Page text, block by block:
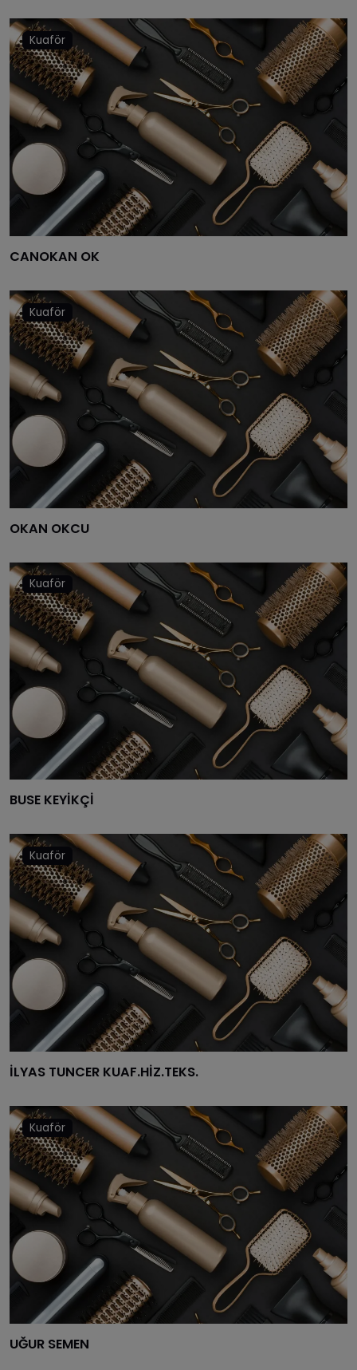
BOLU
BURDUR
BURSA
ÇANAKKALE
ÇANKIRI
ÇORUM
DENIZLI
DIYARBAKIR
EDIRNE
ELAZIĞ
ERZINCAN
ERZURUM
ESKIŞEHIR
GAZIANTEP
GIRESUN
GÜMÜŞHANE
HATAY
ISPARTA
MERSIN
ISTANBUL
IZMIR
KARS
KIRKLARELI
KIRŞEHIR
KOCAELI
KONYA
KÜTAHYA
MALATYA
MANISA
KAHRAMANMARAŞ
MARDIN
MUĞLA
MUŞ
NEVŞEHIR
NIĞDE
ORDU
RIZE
SAKARYA
Kuaför
CANOKAN OK
Kuaför
OKAN OKCU
Kuaför
BUSE KEYİKÇİ
Kuaför
İLYAS TUNCER KUAF.HİZ.TEKS.
Kuaför
UĞUR SEMEN